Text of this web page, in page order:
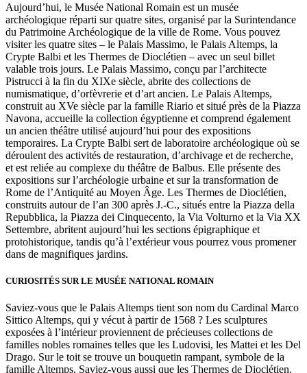
Aujourd’hui, le Musée National Romain est un musée
archéologique réparti sur quatre sites, organisé par la Surintendance
du Patrimoine Archéologique de la ville de Rome. Vous pouvez
visiter les quatre sites – le Palais Massimo, le Palais Altemps, la
Crypte Balbi et les Thermes de Dioclétien – avec un seul billet
valable trois jours. Le Palais Massimo, conçu par l’architecte
Pistrucci à la fin du XIXe siècle, abrite des collections de
numismatique, d’orfèvrerie et d’art ancien. Le Palais Altemps,
construit au XVe siècle par la famille Riario et situé près de la Piazza
Navona, accueille la collection égyptienne et comprend également
un ancien théâtre utilisé aujourd’hui pour des expositions
temporaires. La Crypte Balbi sert de laboratoire archéologique où se
déroulent des activités de restauration, d’archivage et de recherche,
et est reliée au complexe du théâtre de Balbus. Elle présente des
expositions sur l’archéologie urbaine et sur la transformation de
Rome de l’Antiquité au Moyen Âge. Les Thermes de Dioclétien,
construits autour de l’an 300 après J.-C., situés entre la Piazza della
Repubblica, la Piazza dei Cinquecento, la Via Volturno et la Via XX
Settembre, abritent aujourd’hui les sections épigraphique et
protohistorique, tandis qu’à l’extérieur vous pourrez vous promener
dans de magnifiques jardins.
CURIOSITÉS SUR LE MUSÉE NATIONAL ROMAIN
Saviez-vous que le Palais Altemps tient son nom du Cardinal Marco
Sittico Altemps, qui y vécut à partir de 1568 ? Les sculptures
exposées à l’intérieur proviennent de précieuses collections de
familles nobles romaines telles que les Ludovisi, les Mattei et les Del
Drago. Sur le toit se trouve un bouquetin rampant, symbole de la
famille Altemps. Saviez-vous aussi que les Thermes de Dioclétien,